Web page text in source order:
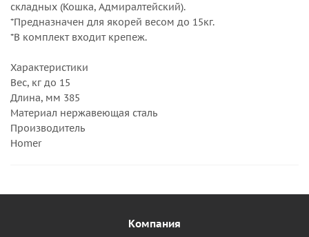
складных (Кошка, Адмиралтейский).
*Предназначен для якорей весом до 15кг.
*В комплект входит крепеж.
Характеристики
Вес, кг до 15
Длина, мм 385
Материал нержавеющая сталь
Производитель
Homer
Компания